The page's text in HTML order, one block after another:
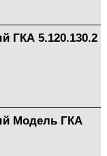
ГКА 5.120.130.2
Модель ГКА